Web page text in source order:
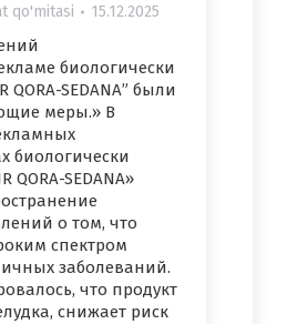
qo'mitasi 15.12.2025
биологически
SEDANA” были
меры.» В
биологически
QORA-SEDANA»
о том, что
спектром
заболеваний.
что продукт
снижает риск